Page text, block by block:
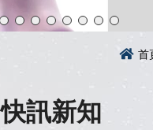
首
快訊新知